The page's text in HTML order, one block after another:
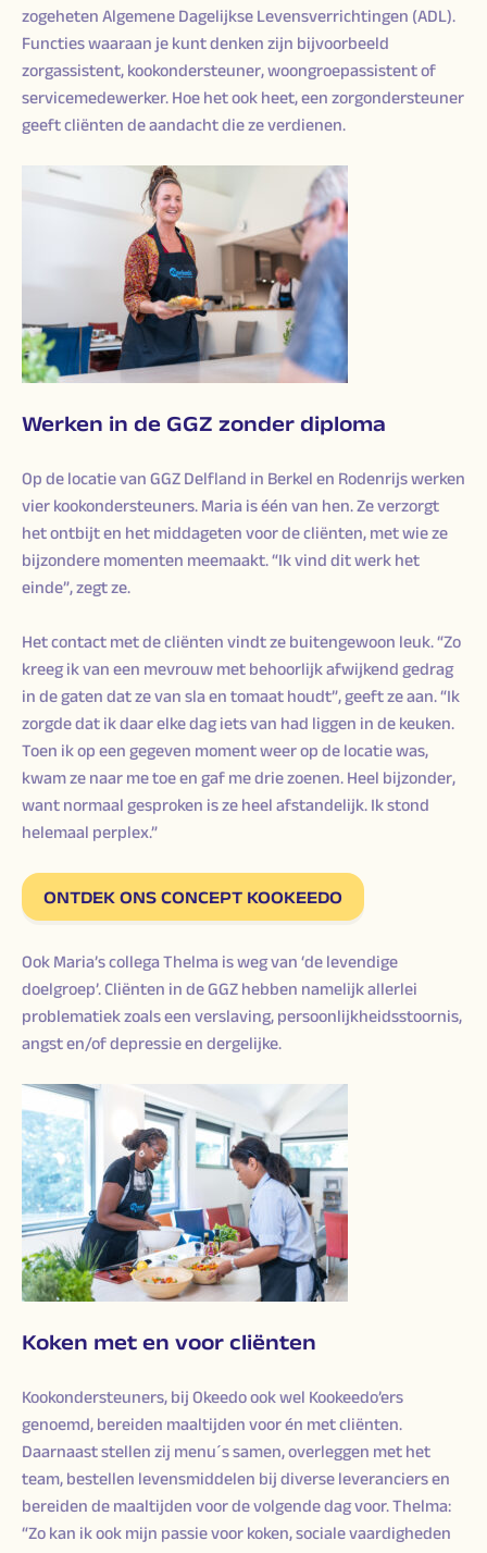
zogeheten Algemene Dagelijkse Levensverrichtingen (ADL).
Functies waaraan je kunt denken zijn bijvoorbeeld
zorgassistent, kookondersteuner, woongroepassistent of
servicemedewerker. Hoe het ook heet, een zorgondersteuner
geeft cliënten de aandacht die ze verdienen.
Werken in de GGZ zonder diploma
Op de locatie van GGZ Delfland in Berkel en Rodenrijs werken
vier kookondersteuners. Maria is één van hen. Ze verzorgt
het ontbijt en het middageten voor de cliënten, met wie ze
bijzondere momenten meemaakt. “Ik vind dit werk het
einde”, zegt ze.
Het contact met de cliënten vindt ze buitengewoon leuk. “Zo
kreeg ik van een mevrouw met behoorlijk afwijkend gedrag
in de gaten dat ze van sla en tomaat houdt”, geeft ze aan. “Ik
zorgde dat ik daar elke dag iets van had liggen in de keuken.
Toen ik op een gegeven moment weer op de locatie was,
kwam ze naar me toe en gaf me drie zoenen. Heel bijzonder,
want normaal gesproken is ze heel afstandelijk. Ik stond
helemaal perplex.”
ONTDEK ONS CONCEPT KOOKEEDO
Ook Maria’s collega Thelma is weg van ‘de levendige
doelgroep’. Cliënten in de GGZ hebben namelijk allerlei
problematiek zoals een verslaving, persoonlijkheidsstoornis,
angst en/of depressie en dergelijke.
Koken met en voor cliënten
Kookondersteuners, bij Okeedo ook wel Kookeedo’ers
genoemd, bereiden maaltijden voor én met cliënten.
Daarnaast stellen zij menu´s samen, overleggen met het
team, bestellen levensmiddelen bij diverse leveranciers en
bereiden de maaltijden voor de volgende dag voor. Thelma:
“Zo kan ik ook mijn passie voor koken, sociale vaardigheden